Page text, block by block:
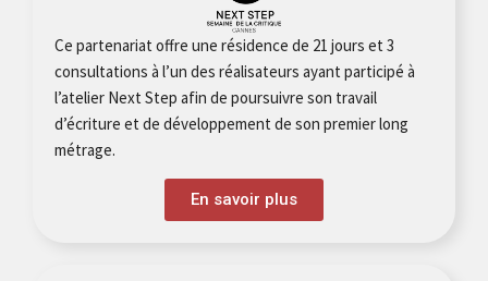
Ce partenariat offre une résidence de 21 jours et 3
consultations à l’un des réalisateurs ayant participé à
l’atelier Next Step afin de poursuivre son travail
d’écriture et de développement de son premier long
métrage.
En savoir plus